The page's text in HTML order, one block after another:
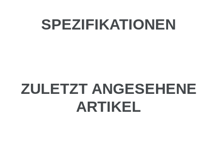
SPEZIFIKATIONEN
ZULETZT ANGESEHENE
ARTIKEL